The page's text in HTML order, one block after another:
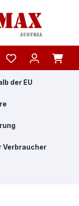
der EU
Verbraucher